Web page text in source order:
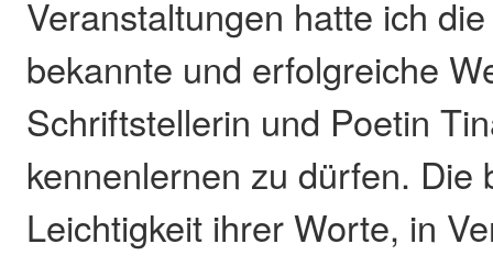
Veranstaltungen hatte ich
bekannte und erfolgreiche
Schriftstellerin und Poetin
kennenlernen zu dürfen. Die
Leichtigkeit ihrer Worte, in